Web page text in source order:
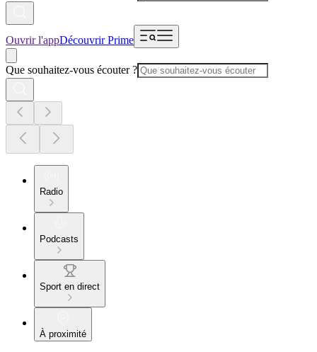
Ouvrir l'appDécouvrir Prime
Que souhaitez-vous écouter ?
Radio
Podcasts
Sport en direct
À proximité